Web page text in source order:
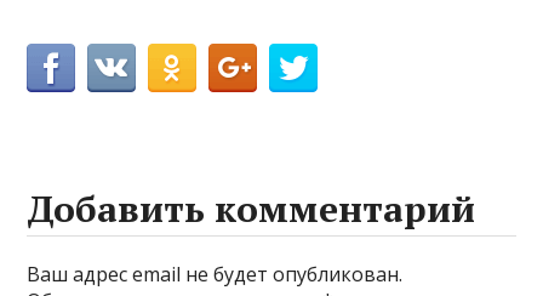
Добавить комментарий
Ваш адрес email не будет опубликован.